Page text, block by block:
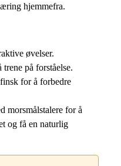
hjemmefra.
øvelser.
på forståelse.
for å forbedre
morsmålstalere for å
og få en naturlig